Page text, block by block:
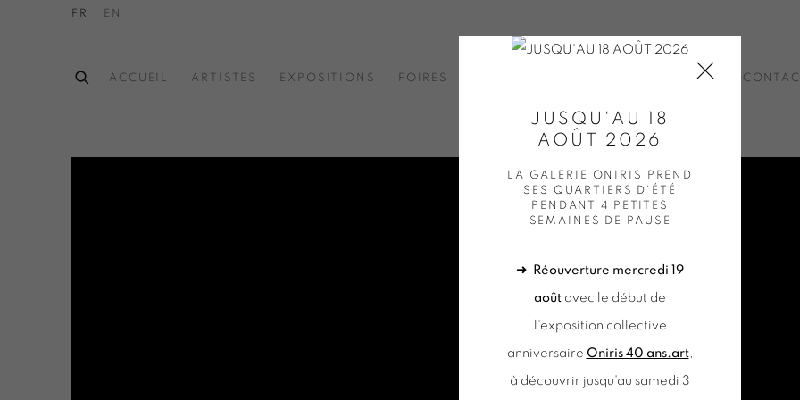
ACCUEIL ARTISTES EXPOSITIONS FOIRES BOUTIQUE EN LIGNE
FR EN
JUSQU'AU 18
AOÛT 2026
LA GALERIE ONIRIS PREND
SES QUARTIERS D'ÉTÉ
PENDANT 4 PETITES
SEMAINES DE PAUSE
➜ Réouverture mercredi 19
août avec le début de
l'exposition collective
anniversaire Oniris 40 ans.art,
à découvrir jusqu'au samedi 3